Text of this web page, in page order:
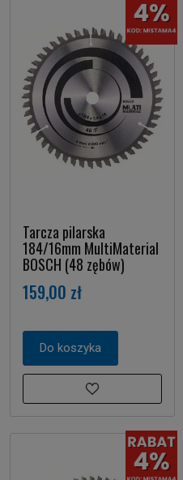
Tarcza pilarska
184/16mm MultiMaterial
BOSCH (48 zębów)
159,00 zł
Do koszyka